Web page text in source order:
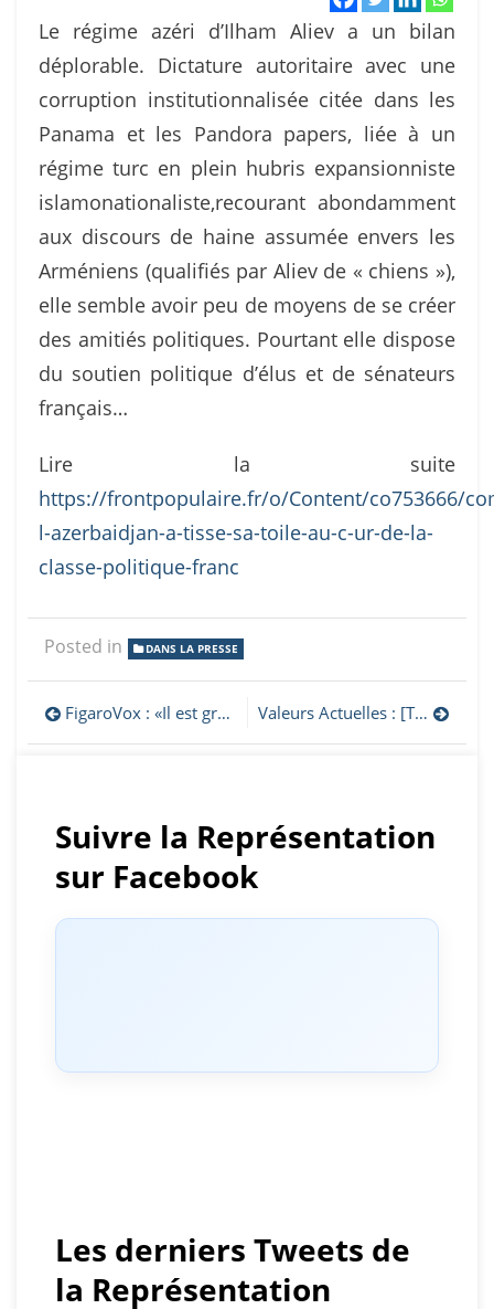
Le régime azéri d’Ilham Aliev a un bilan
déplorable. Dictature autoritaire avec une
corruption institutionnalisée citée dans les
Panama et les Pandora papers, liée à un
régime turc en plein hubris expansionniste
islamonationaliste,recourant abondamment
aux discours de haine assumée envers les
Arméniens (qualifiés par Aliev de « chiens »),
elle semble avoir peu de moyens de se créer
des amitiés politiques. Pourtant elle dispose
du soutien politique d’élus et de sénateurs
français…
Lire la suite
https://frontpopulaire.fr/o/Content/co753666/
l-azerbaidjan-a-tisse-sa-toile-au-c-ur-de-la-
classe-politique-franc
Posted in DANS LA PRESSE
Navigation
de
FigaroVox : «Il est grand temps de résister à l’agressivité de l’Azerbaïdjan et de la Turquie» Valeurs Actuelles : [Tribune] Valérie Pécresse engage notre commune dignité en Artsakh
Suivre la Représentation
sur Facebook
Les derniers Tweets de
la Représentation